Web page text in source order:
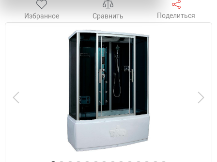
Избранное Сравнить Поделиться